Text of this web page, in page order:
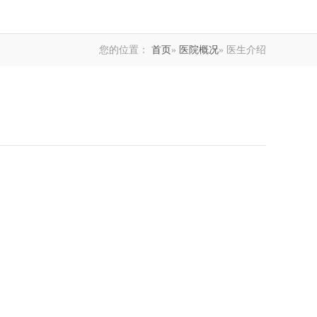
您的位置： 首页» 医院概况» 医生介绍